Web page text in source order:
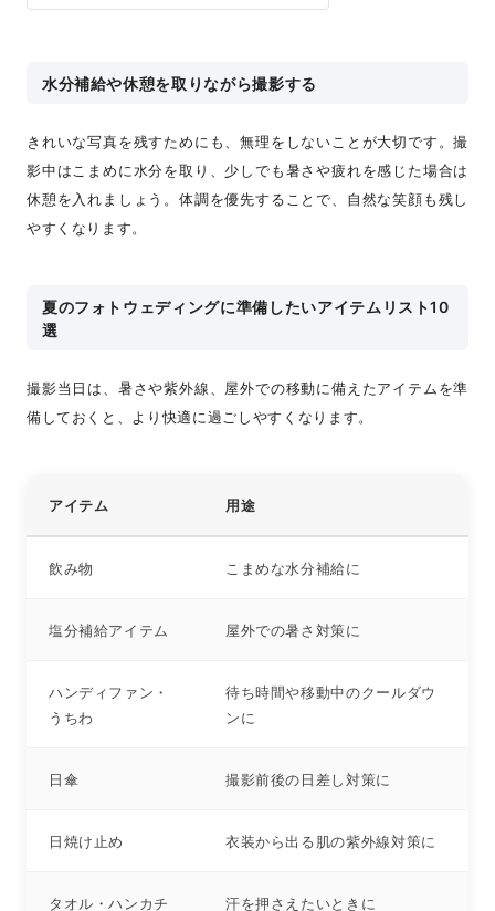
水分補給や休憩を取りながら撮影する
きれいな写真を残すためにも、無理をしないことが大切です。撮
影中はこまめに水分を取り、少しでも暑さや疲れを感じた場合は
休憩を入れましょう。体調を優先することで、自然な笑顔も残し
やすくなります。
夏のフォトウェディングに準備したいアイテムリスト10
選
撮影当日は、暑さや紫外線、屋外での移動に備えたアイテムを準
備しておくと、より快適に過ごしやすくなります。
アイテム 用途
飲み物 こまめな水分補給に
塩分補給アイテム 屋外での暑さ対策に
ハンディファン・
うちわ
待ち時間や移動中のクールダウ
ンに
日傘 撮影前後の日差し対策に
日焼け止め 衣装から出る肌の紫外線対策に
タオル・ハンカチ 汗を押さえたいときに